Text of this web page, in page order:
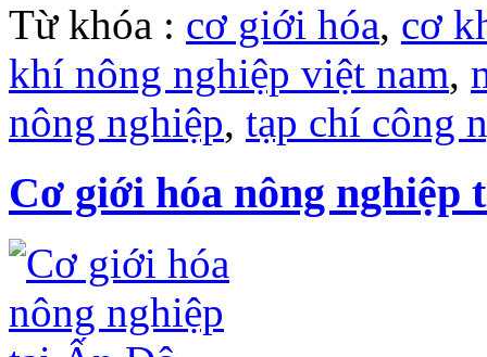
Từ khóa : cơ giới hóa, cơ
khí nông nghiệp việt nam,
nông nghiệp, tạp chí công
Cơ giới hóa nông nghiệp